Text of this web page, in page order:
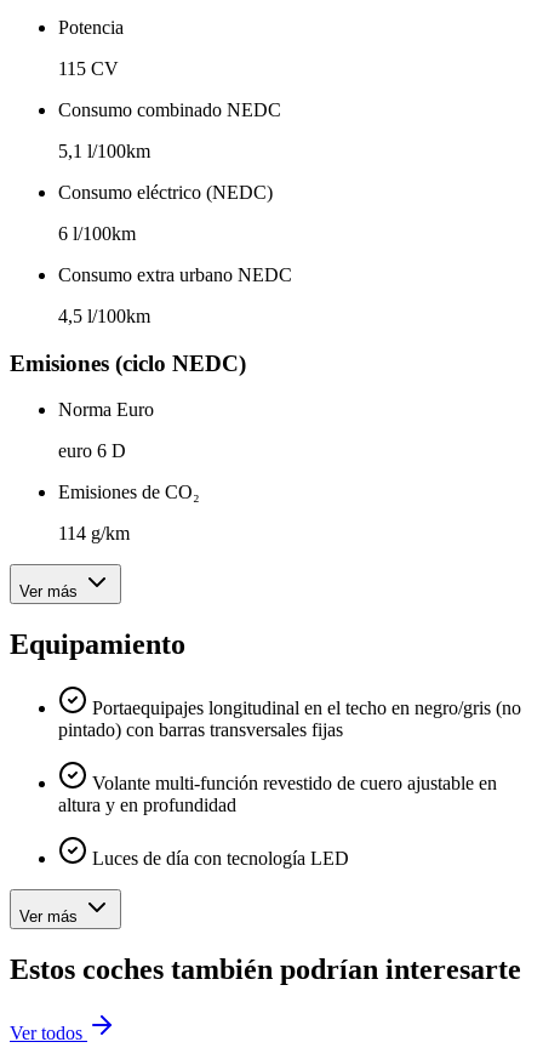
Potencia
115 CV
Consumo combinado NEDC
5,1 l/100km
Consumo eléctrico (NEDC)
6 l/100km
Consumo extra urbano NEDC
4,5 l/100km
Emisiones (ciclo NEDC)
Norma Euro
euro 6 D
Emisiones de CO₂
114 g/km
Ver más
Equipamiento
Portaequipajes longitudinal en el techo en negro/gris (no
pintado) con barras transversales fijas
Volante multi-función revestido de cuero ajustable en
altura y en profundidad
Luces de día con tecnología LED
Ver más
Estos coches también podrían interesarte
Ver todos